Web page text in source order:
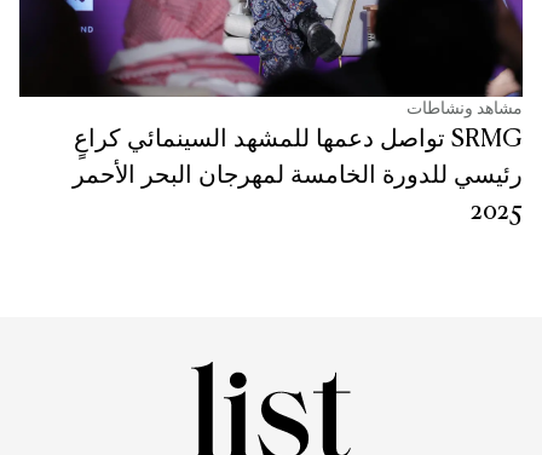
مشاهد ونشاطات
SRMG تواصل دعمها للمشهد السينمائي كراعٍ
رئيسي للدورة الخامسة لمهرجان البحر الأحمر
2025